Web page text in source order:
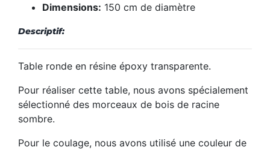
Dimensions: 150 cm de diamètre
Descriptif:
Table ronde en résine époxy transparente.
Pour réaliser cette table, nous avons spécialement
sélectionné des morceaux de bois de racine
sombre.
Pour le coulage, nous avons utilisé une couleur de